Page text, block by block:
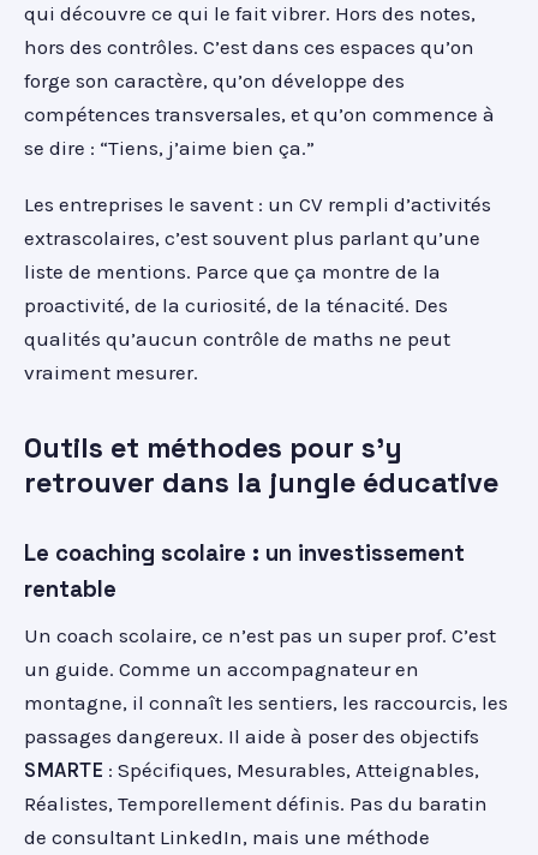
qui découvre ce qui le fait vibrer. Hors des notes,
hors des contrôles. C’est dans ces espaces qu’on
forge son caractère, qu’on développe des
compétences transversales, et qu’on commence à
se dire : “Tiens, j’aime bien ça.”
Les entreprises le savent : un CV rempli d’activités
extrascolaires, c’est souvent plus parlant qu’une
liste de mentions. Parce que ça montre de la
proactivité, de la curiosité, de la ténacité. Des
qualités qu’aucun contrôle de maths ne peut
vraiment mesurer.
Outils et méthodes pour s’y
retrouver dans la jungle éducative
Le coaching scolaire : un investissement
rentable
Un coach scolaire, ce n’est pas un super prof. C’est
un guide. Comme un accompagnateur en
montagne, il connaît les sentiers, les raccourcis, les
passages dangereux. Il aide à poser des objectifs
SMARTE : Spécifiques, Mesurables, Atteignables,
Réalistes, Temporellement définis. Pas du baratin
de consultant LinkedIn, mais une méthode